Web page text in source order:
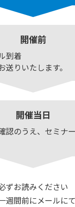
開催前
到着
送りいたします。
開催当日
認のうえ、セミナ
お読みください
週間前にメールに